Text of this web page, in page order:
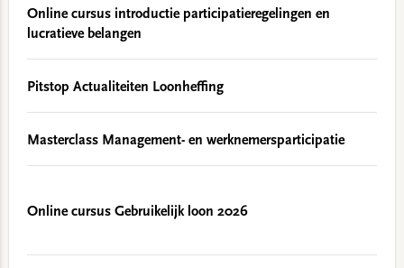
Online cursus introductie participatieregelingen en
lucratieve belangen
Pitstop Actualiteiten Loonheffing
Masterclass Management- en werknemersparticipatie
Online cursus Gebruikelijk loon 2026